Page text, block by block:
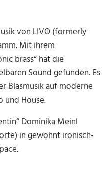
von LIVO (formerly
Mit ihrem
brass“ hat die
Sound gefunden. Es
Blasmusik auf moderne
und House.
Dominika Meinl
in gewohnt ironisch-